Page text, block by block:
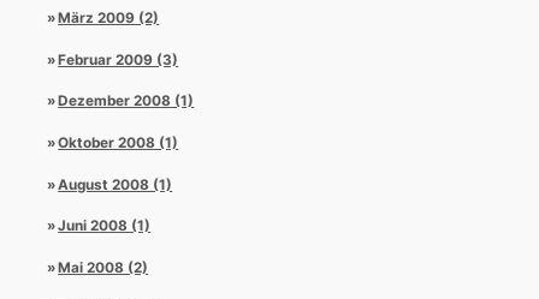
März 2009 (2)
Februar 2009 (3)
Dezember 2008 (1)
Oktober 2008 (1)
August 2008 (1)
Juni 2008 (1)
Mai 2008 (2)